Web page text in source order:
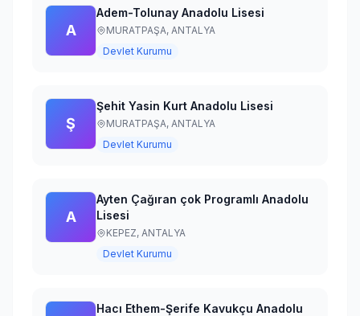
A
Adem-Tolunay Anadolu Lisesi
MURATPAŞA, ANTALYA
Devlet Kurumu
Ş
Şehit Yasin Kurt Anadolu Lisesi
MURATPAŞA, ANTALYA
Devlet Kurumu
A
Ayten Çağıran çok Programlı Anadolu
Lisesi
KEPEZ, ANTALYA
Devlet Kurumu
Hacı Ethem-Şerife Kavukçu Anadolu